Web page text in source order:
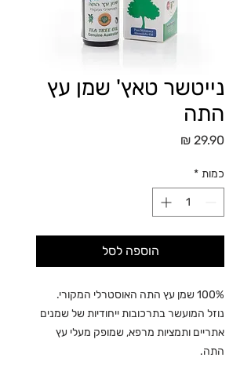
נייטשר טאץ' שמן עץ
התה
כמות *
הוספה לסל
100% שמן עץ התה האוסטרלי המקורי.
נוזל המועשר בתרכובות ייחודיות של שמנים
אתריים ותמציות מרפא, שמופק מעלי עץ
התה.